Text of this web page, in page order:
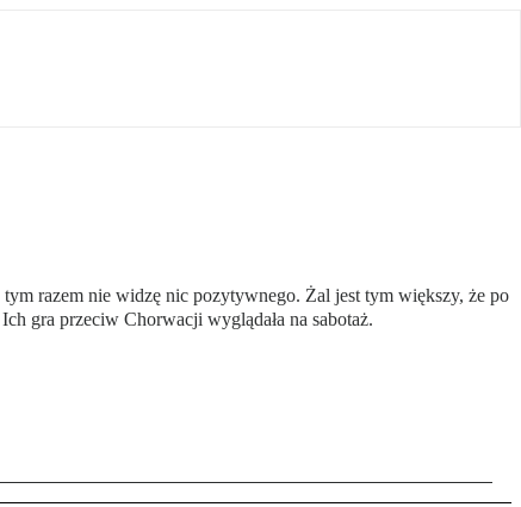
razem nie widzę nic pozytywnego. Żal jest tym większy, że po
gra przeciw Chorwacji wyglądała na sabotaż.